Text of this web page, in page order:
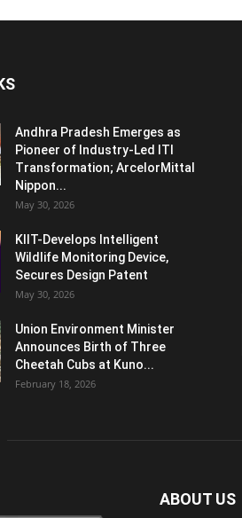
Andhra Pradesh Emerges as
Pioneer of Industry-Led ITI
Transformation; ArcelorMittal
Nippon...
May 30, 2026
KIIT-Develops Intelligent
Wildlife Monitoring Device,
Secures Design Patent
May 30, 2026
Union Environment Minister
Announces Birth of Three
Cheetah Cubs at Kuno...
February 18, 2026
ABOUT US